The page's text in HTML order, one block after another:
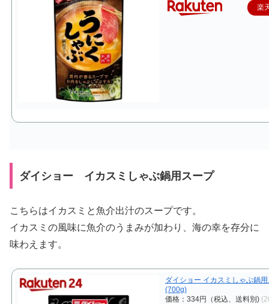
楽
ダイショー イカスミしゃぶ鍋用スープ
こちらはイカスミと魚介出汁のスープです。
イカスミの風味に魚介のうまみが加わり、海の幸を存分に
味わえます。
ダイショー イカスミしゃぶ鍋
(700g)
価格：334円（税込、送料別)